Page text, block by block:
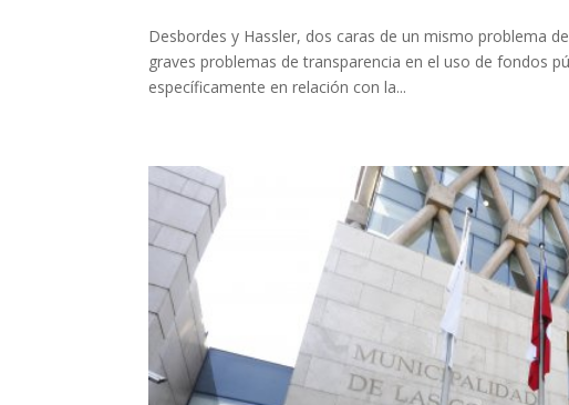
Desbordes y Hassler, dos caras de un mismo problema
graves problemas de transparencia en el uso de fondos
específicamente en relación con la...